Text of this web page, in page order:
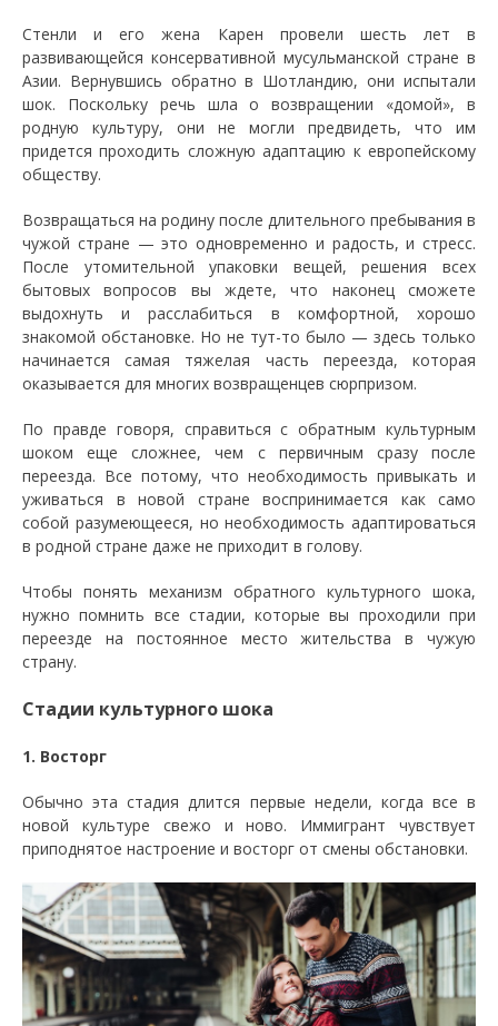
Стенли и его жена Карен провели шесть лет в
развивающейся консервативной мусульманской стране в
Азии. Вернувшись обратно в Шотландию, они испытали
шок. Поскольку речь шла о возвращении «домой», в
родную культуру, они не могли предвидеть, что им
придется проходить сложную адаптацию к европейскому
обществу.
Возвращаться на родину после длительного пребывания в
чужой стране — это одновременно и радость, и стресс.
После утомительной упаковки вещей, решения всех
бытовых вопросов вы ждете, что наконец сможете
выдохнуть и расслабиться в комфортной, хорошо
знакомой обстановке. Но не тут-то было — здесь только
начинается самая тяжелая часть переезда, которая
оказывается для многих возвращенцев сюрпризом.
По правде говоря, справиться с обратным культурным
шоком еще сложнее, чем с первичным сразу после
переезда. Все потому, что необходимость привыкать и
уживаться в новой стране воспринимается как само
собой разумеющееся, но необходимость адаптироваться
в родной стране даже не приходит в голову.
Чтобы понять механизм обратного культурного шока,
нужно помнить все стадии, которые вы проходили при
переезде на постоянное место жительства в чужую
страну.
Стадии культурного шока
1. Восторг
Обычно эта стадия длится первые недели, когда все в
новой культуре свежо и ново. Иммигрант чувствует
приподнятое настроение и восторг от смены обстановки.